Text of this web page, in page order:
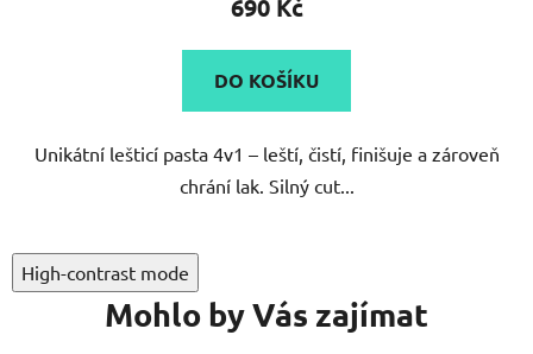
690 Kč
DO KOŠÍKU
Unikátní lešticí pasta 4v1 – leští, čistí, finišuje a zároveň
chrání lak. Silný cut...
High-contrast mode
Mohlo by Vás zajímat